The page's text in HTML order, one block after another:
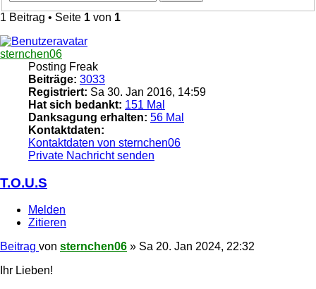
1 Beitrag • Seite 1 von 1
sternchen06
Posting Freak
Beiträge: 3033
Registriert: Sa 30. Jan 2016, 14:59
Hat sich bedankt: 151 Mal
Danksagung erhalten: 56 Mal
Kontaktdaten:
Kontaktdaten von sternchen06
Private Nachricht senden
T.O.U.S
Melden
Zitieren
Beitrag von sternchen06 » Sa 20. Jan 2024, 22:32
Ihr Lieben!